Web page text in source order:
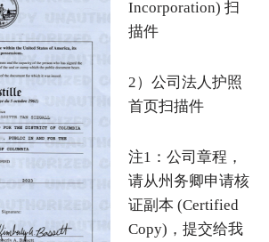
Incorporation) 扫
描件
2）公司法人护照
首页扫描件
注1：公司章程，
请从州务卿申请核
证副本 (Certified
Copy)，提交给我